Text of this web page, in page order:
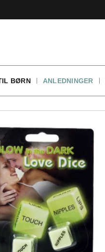
BØRN ANLEDNINGER